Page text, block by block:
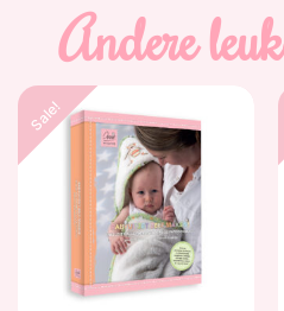
Andere
Sale!